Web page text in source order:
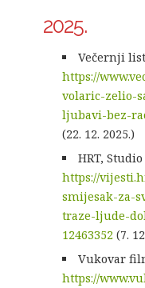
2025.
Večernji list
https://
volaric-zelio-
ljubavi-bez-
(22. 12. 2025.)
HRT, Studio
https://
smijesak-za-
traze-ljude-
12463352(7.
Vukovar
https://